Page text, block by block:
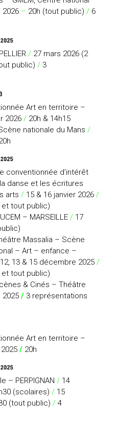
2026 – 20h (tout public)/ 6
/ 27 mars 2026 (2
public)/ 3
Art en territoire –
2026/ 20h & 14h15
nationale du Mans /
conventionnée d’intérêt
danse et les écritures
arts / 15 & 16 janvier 2026/
tout public)
– MARSEILLE / 17
Massalia – Scène
– Art – enfance –
13 & 15 décembre 2025/
tout public)
& Cinés – Théâtre
/ 3 représentations
Art en territoire –
2025/ 20h
– PERPIGNAN / 14
(scolaires) / 15
(tout public) / 4